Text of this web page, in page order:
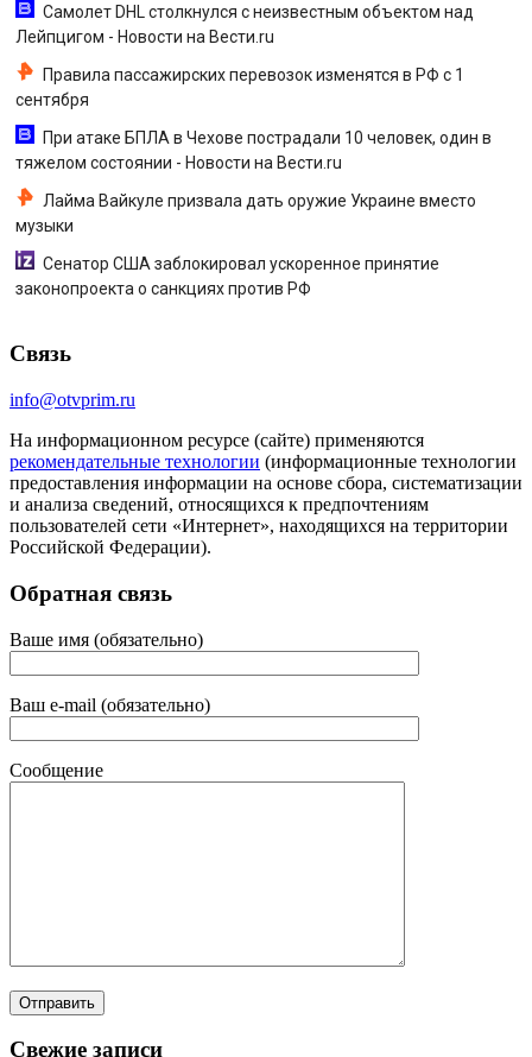
Самолет DHL столкнулся с неизвестным объектом над
Лейпцигом - Новости на Вести.ru
Правила пассажирских перевозок изменятся в РФ с 1
сентября
При атаке БПЛА в Чехове пострадали 10 человек, один в
тяжелом состоянии - Новости на Вести.ru
Лайма Вайкуле призвала дать оружие Украине вместо
музыки
Сенатор США заблокировал ускоренное принятие
законопроекта о санкциях против РФ
Связь
info@otvprim.ru
На информационном ресурсе (сайте) применяются
рекомендательные технологии (информационные технологии
предоставления информации на основе сбора, систематизации
и анализа сведений, относящихся к предпочтениям
пользователей сети «Интернет», находящихся на территории
Российской Федерации).
Обратная связь
Ваше имя (обязательно)
Ваш e-mail (обязательно)
Сообщение
Свежие записи